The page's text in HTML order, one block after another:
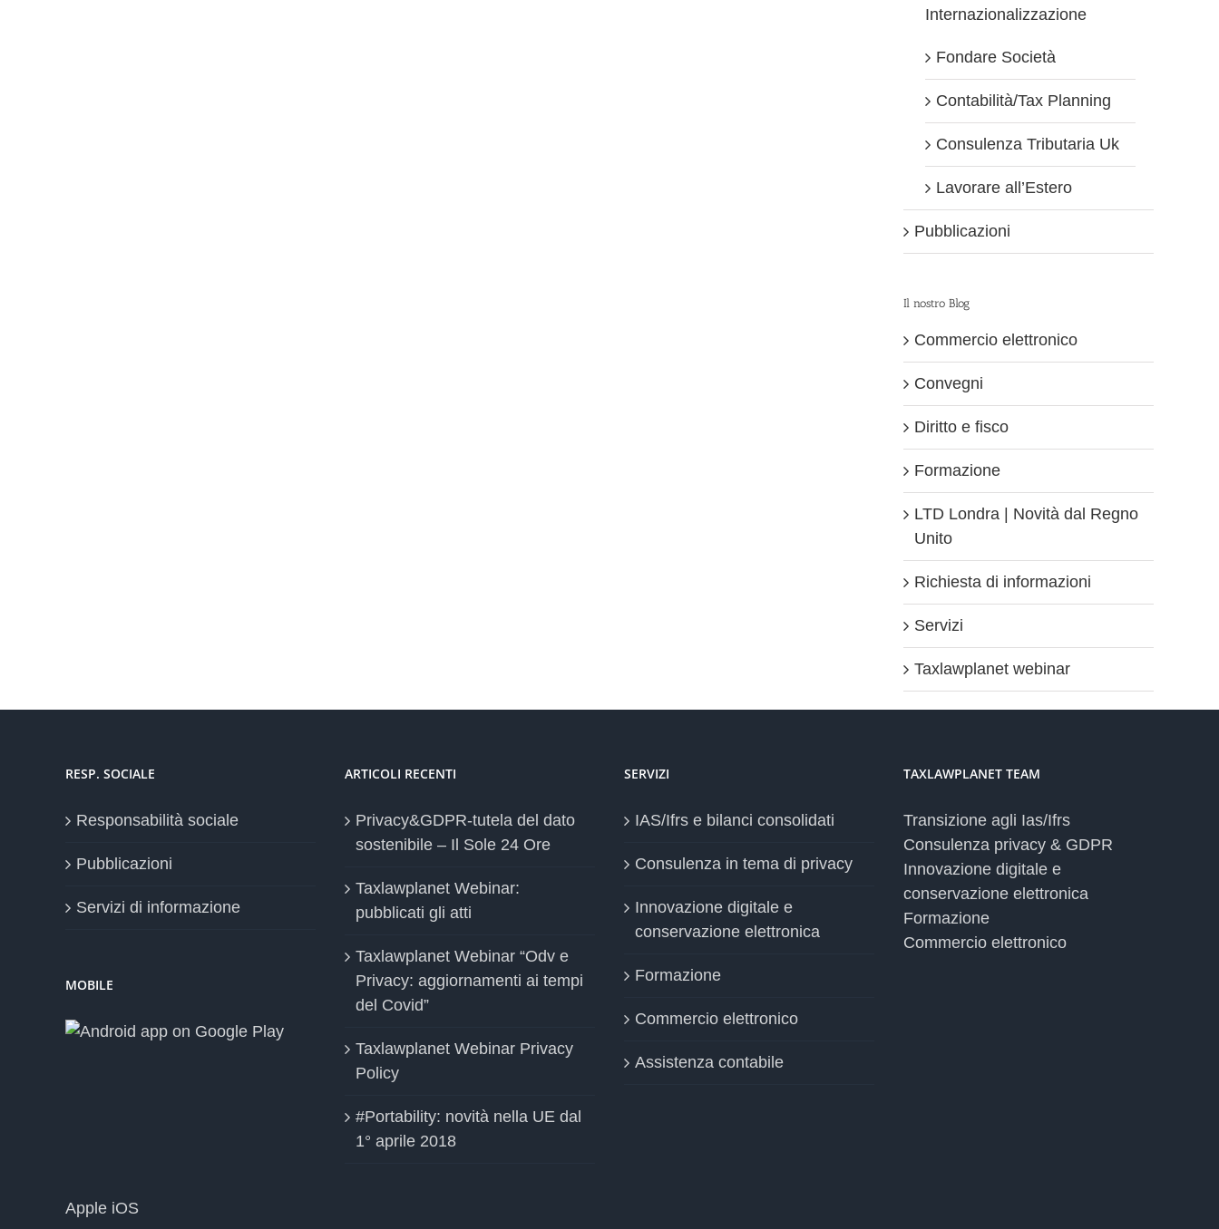
Internazionalizzazione
Fondare Società
Contabilità/Tax Planning
Consulenza Tributaria Uk
Lavorare all’Estero
Pubblicazioni
Il nostro Blog
Commercio elettronico
Convegni
Diritto e fisco
Formazione
LTD Londra | Novità dal Regno
Unito
Richiesta di informazioni
Servizi
Taxlawplanet webinar
RESP. SOCIALE
Responsabilità sociale
Pubblicazioni
Servizi di informazione
MOBILE
Apple iOS
ARTICOLI RECENTI
Privacy&GDPR-tutela del dato
sostenibile – Il Sole 24 Ore
Taxlawplanet Webinar:
pubblicati gli atti
Taxlawplanet Webinar “Odv e
Privacy: aggiornamenti ai tempi
del Covid”
Taxlawplanet Webinar Privacy
Policy
#Portability: novità nella UE dal
1° aprile 2018
SERVIZI
IAS/Ifrs e bilanci consolidati
Consulenza in tema di privacy
Innovazione digitale e
conservazione elettronica
Formazione
Commercio elettronico
Assistenza contabile
TAXLAWPLANET TEAM
Transizione agli Ias/Ifrs
Consulenza privacy & GDPR
Innovazione digitale e
conservazione elettronica
Formazione
Commercio elettronico